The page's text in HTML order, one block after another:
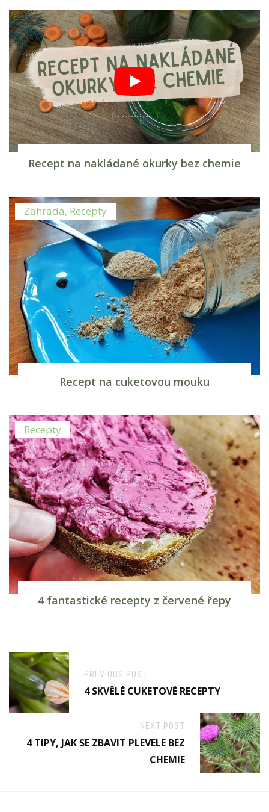
Recept na nakládané okurky bez chemie
Zahrada, Recepty
Recept na cuketovou mouku
Recepty
4 fantastické recepty z červené řepy
PREVIOUS POST
4 SKVĚLÉ CUKETOVÉ RECEPTY
NEXT POST
4 TIPY, JAK SE ZBAVIT PLEVELE BEZ
CHEMIE